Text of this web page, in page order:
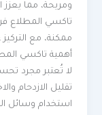
ومريحة، مما يعزز
تاكسي المطلاع
ممكنة، مع التركيز
أهمية تاكسي
لا تُعتبر مجرد
تقليل الازدحام
استخدام وسائل